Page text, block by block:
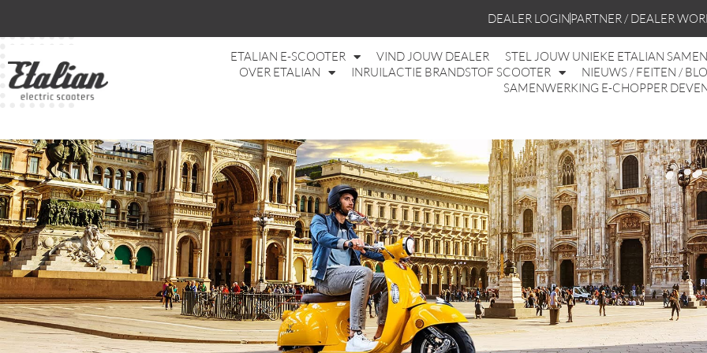
DEALER LOGINPARTNER / DEALER
ETALIAN E-SCOOTER VIND JOUW DEALER
STEL JOUW UNIEKE ETALIAN SAMEN
OVER ETALIAN
INRUILACTIE BRANDSTOF SCOOTER
NIEUWS / FEITEN /
SAMENWERKING E-CHOPPER